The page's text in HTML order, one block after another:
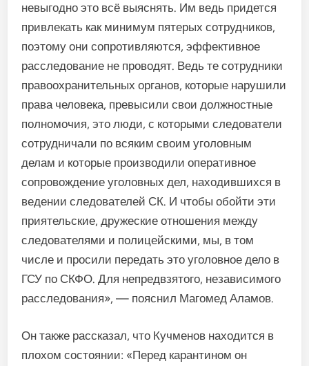
невыгодно это всё выяснять. Им ведь придется
привлекать как минимум пятерых сотрудников,
поэтому они сопротивляются, эффективное
расследование не проводят. Ведь те сотрудники
правоохранительных органов, которые нарушили
права человека, превысили свои должностные
полномочия, это люди, с которыми следователи
сотрудничали по всяким своим уголовным
делам и которые производили оперативное
сопровождение уголовных дел, находившихся в
ведении следователей СК. И чтобы обойти эти
приятельские, дружеские отношения между
следователями и полицейскими, мы, в том
числе и просили передать это уголовное дело в
ГСУ по СКФО. Для непредвзятого, независимого
расследования», — пояснил Магомед Аламов.
Он также рассказал, что Кучменов находится в
плохом состоянии: «Перед карантином он